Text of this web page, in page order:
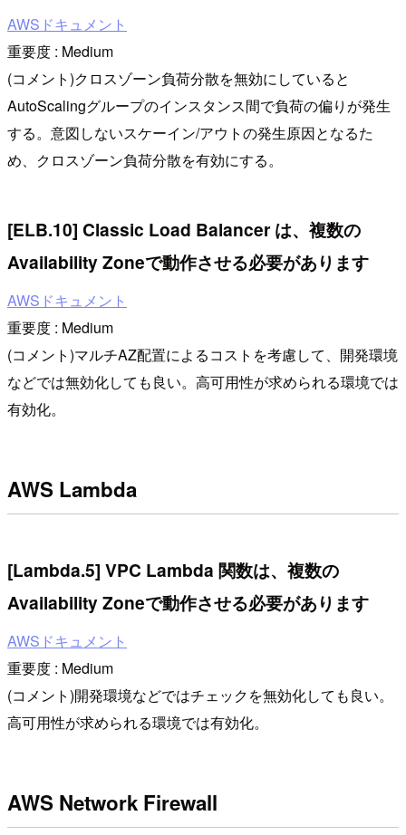
AWSドキュメント
重要度 : Medium
(コメント)クロスゾーン負荷分散を無効にしていると
AutoScalingグループのインスタンス間で負荷の偏りが発生
する。意図しないスケーイン/アウトの発生原因となるた
め、クロスゾーン負荷分散を有効にする。
[ELB.10] Classic Load Balancer は、複数の
Availability Zoneで動作させる必要があります
AWSドキュメント
重要度 : Medium
(コメント)マルチAZ配置によるコストを考慮して、開発環境
などでは無効化しても良い。高可用性が求められる環境では
有効化。
AWS Lambda
[Lambda.5] VPC Lambda 関数は、複数の
Availability Zoneで動作させる必要があります
AWSドキュメント
重要度 : Medium
(コメント)開発環境などではチェックを無効化しても良い。
高可用性が求められる環境では有効化。
AWS Network Firewall